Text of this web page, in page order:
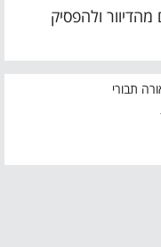
ולהפסיק
תבורי